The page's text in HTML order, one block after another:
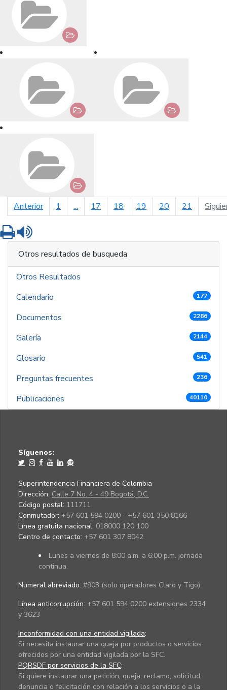
Anteriorpágina anterior
1 ... 17 18 19 20 21
Imprimir
Otros resultados de busqueda
Otros Resultados
Calendario
177
Documentos 2286
Galería 2144
Glosario 541
Preguntas frecuentes 236
Publicaciones 40110
Síguenos:
Superintendencia Financiera de Colombia
Dirección: Calle 7 No. 4 - 49 Bogotá, D.C.
Código postal: 111711
Conmutador: +57 601 594 0200 - +57 601 350 8166
Línea gratuita nacional: 018000 120 100
Centro de contacto: +57 601 307 8042
Lunes a viernes de 8:00 a.m. a 6:00 p.m. jornada
continua.
Numeral abreviado: #903 (solo operadores Claro y Tigo)
Línea anticorrupción: +57 601 594 0200 extensiones 2334
y 3623
Inconformidad con una entidad vigilada:
Si necesita instaurar una queja por productos o servicios
ofrecidos por una entidad vigilada por la SFC.
PQRSDF por servicios de la SFC:
Si quiere instaurar una petición, queja, reclamo, solicitud,
denuncia o felicitación con relación a los servicios o a la